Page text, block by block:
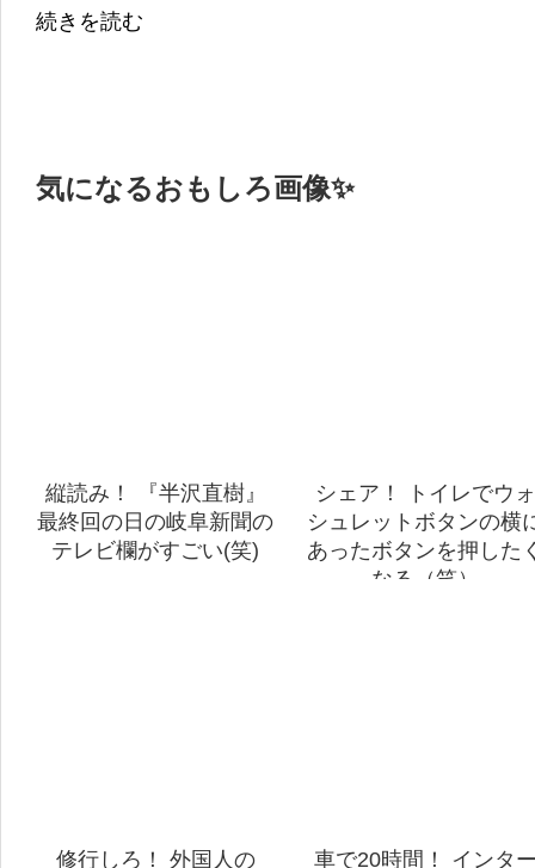
続きを読む
気になるおもしろ画像✨
縦読み！ 『半沢直樹』
最終回の日の岐阜新聞の
テレビ欄がすごい(笑)
シェア！ トイレでウォ
シュレットボタンの横
あったボタンを押した
なる（笑）
修行しろ！ 外国人の 車で20時間！ インタ